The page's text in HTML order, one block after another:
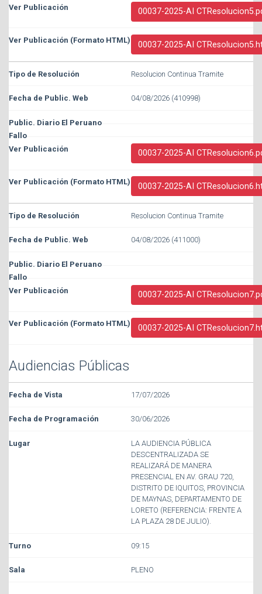
00037-2025-AI
00037-2025-AI
Resolucion Continua Tramite
04/08/2026 (410998)
00037-2025-AI
00037-2025-AI
Resolucion Continua Tramite
04/08/2026 (411000)
00037-2025-AI
00037-2025-AI
Audiencias Públicas
17/07/2026
30/06/2026
LA AUDIENCIA PÚBLICA
DESCENTRALIZADA SE
REALIZARÁ DE MANERA
PRESENCIAL EN AV. GRAU 720,
DISTRITO DE IQUITOS, PROVINCIA
DE MAYNAS, DEPARTAMENTO DE
LORETO (REFERENCIA: FRENTE A
LA PLAZA 28 DE JULIO).
09:15
PLENO